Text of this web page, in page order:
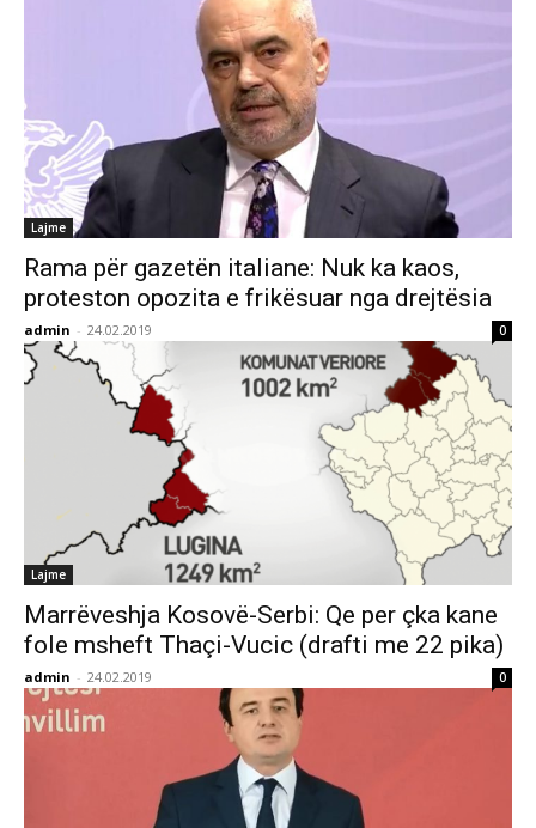
Lajme
Rama për gazetën italiane: Nuk ka kaos,
proteston opozita e frikësuar nga drejtësia
admin - 24.02.2019 0
Lajme
Marrëveshja Kosovë-Serbi: Qe per çka kane
fole msheft Thaçi-Vucic (drafti me 22 pika)
admin - 24.02.2019 0